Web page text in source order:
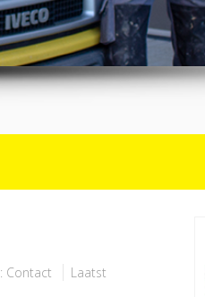
Contact
Laatst